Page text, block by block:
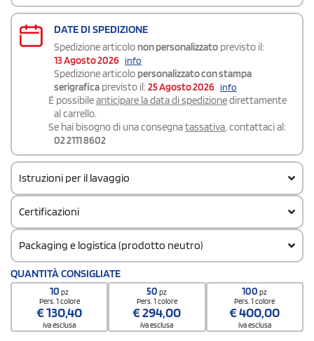
DATE DI SPEDIZIONE
Spedizione articolo non personalizzato previsto il:
13 Agosto 2026 info
Spedizione articolo personalizzato con stampa
serigrafica previsto il: 25 Agosto 2026 info
É possibileanticipare la data di spedizionedirettamente
al carrello.
Se hai bisogno di una consegnatassativa, contattaci al:
02 2111 8602
Istruzioni per il lavaggio
Certificazioni
Packaging e logistica (prodotto neutro)
Quantità per confezione
100
Quantità per scatola
QUANTITÀ CONSIGLIATE
10pz
Pers. 1 colore
€130,40
iva esclusa
50pz
Pers. 1 colore
€294,00
iva esclusa
100pz
Pers. 1 colore
€400,00
iva esclusa